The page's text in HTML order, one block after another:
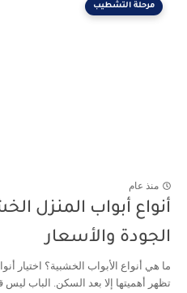
مرحلة التشطيب
منذ عام
أنواع أبواب المنزل
الجودة والأسعار
ما هي أنواع الأبواب الخشبية؟ اختيار
تظهر أهميتها إلا بعد السكن. الباب